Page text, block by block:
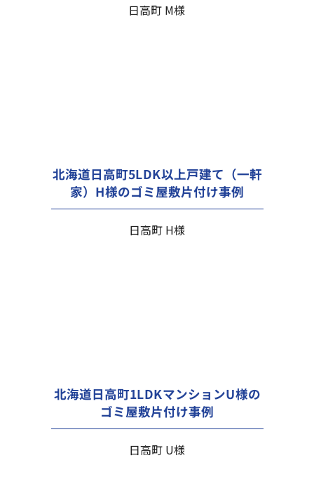
日高町 M様
北海道日高町5LDK以上戸建て（一軒
家）H様のゴミ屋敷片付け事例
日高町 H様
北海道日高町1LDKマンションU様の
ゴミ屋敷片付け事例
日高町 U様